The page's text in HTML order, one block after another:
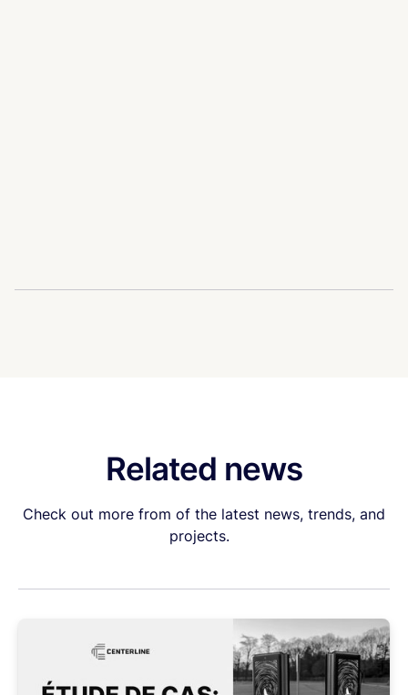
Related news
Check out more from of the latest news, trends, and
projects.